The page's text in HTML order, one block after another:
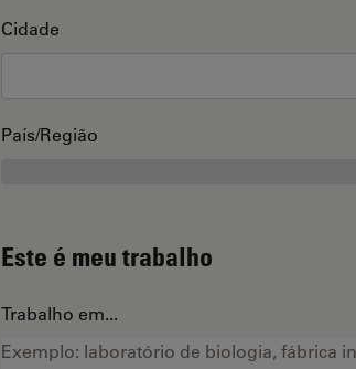
Cidade
País/Região
Este é meu trabalho
Trabalho em...